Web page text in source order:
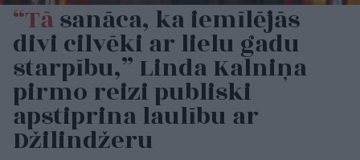
“Tāsanāca, ka iemīlējās
divi cilvēki ar lielu gadu
starpību,” Linda Kalniņa
pirmo reizi publiski
apstiprina laulību ar
Džilindžeru